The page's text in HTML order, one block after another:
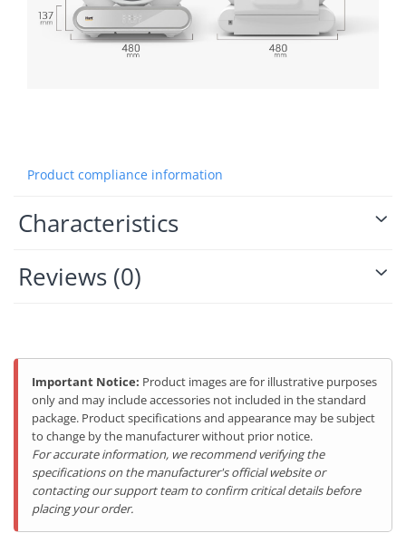
Product compliance information
Characteristics
Reviews (0)
Important Notice: Product images are for illustrative purposes
only and may include accessories not included in the standard
package. Product specifications and appearance may be subject
to change by the manufacturer without prior notice.
For accurate information, we recommend verifying the
specifications on the manufacturer's official website or
contacting our support team to confirm critical details before
placing your order.